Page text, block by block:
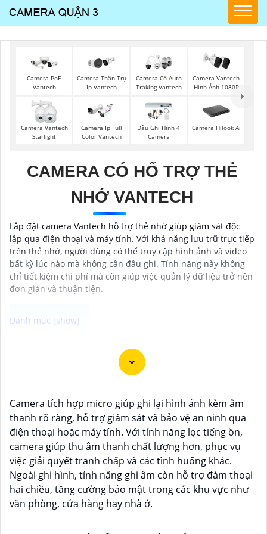
Camera PoE
Vantech
Camera Thân Trụ
Ip Vantech
Camera Có Auto
Traking Vantech
Camera Vantech
Hình Ảnh 1080P
Camera Vantech
Starlight
Camera Ip Full
Color Vantech
Đầu Ghi Hình 4
Camera
Camera Hilook Ai
CAMERA CÓ HỔ TRỢ THẺ
NHỚ VANTECH
Lắp đặt camera Vantech hỗ trợ thẻ nhớ giúp giám sát độc
lập qua điện thoại và máy tính. Với khả năng lưu trữ trực tiếp
trên thẻ nhớ, người dùng có thể truy cập hình ảnh và video
bất kỳ lúc nào mà không cần đầu ghi. Tính năng này không
chỉ tiết kiệm chi phí mà còn giúp việc quản lý dữ liệu trở nên
đơn giản và thuận tiện.
Camera Vantech là một thương hiệu camera an ninh
hàng đầu tại Việt Nam, chúng được thiết kế với công
hoặc doanh nghiệp của bạn.
Vantech Việt Nam cung cấp các dòng sản phẩm
camera giám sát chất lượng cao như camera IP,
camera HD-TVI, camera AHD, camera wifi, camera
thông minh, và nhiều hơn nữa. Các sản phẩm của
Vantech được sản xuất theo tiêu chuẩn chất lượng
cao, đáng tin cậy và dễ sử dụng.
Điểm mạnh của Camera Vantech là chất lượng dịch vụ
Camera tích hợp micro giúp ghi lại hình ảnh kèm âm
thanh rõ ràng, hỗ trợ giám sát và bảo vệ an ninh qua
điện thoại hoặc máy tính. Với tính năng lọc tiếng ồn,
camera giúp thu âm thanh chất lượng hơn, phục vụ
việc giải quyết tranh chấp và các tình huống khác.
Ngoài ghi hình, tính năng ghi âm còn hỗ trợ đàm thoại
hai chiều, tăng cường bảo mật trong các khu vực như
văn phòng, cửa hàng hay nhà ở.